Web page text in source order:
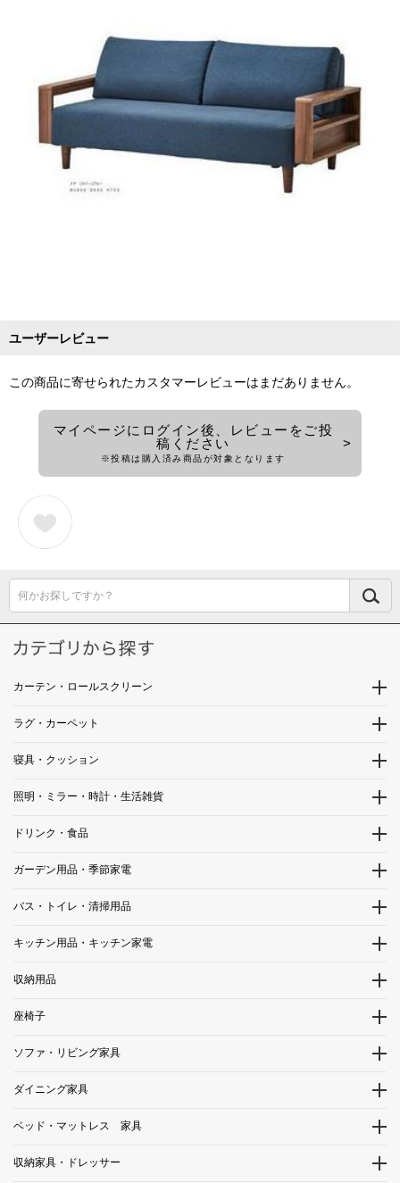
ユーザーレビュー
この商品に寄せられたカスタマーレビューはまだありません。
マイページにログイン後、レビューをご投
稿ください
※投稿は購入済み商品が対象となります
何かお探しですか？
カーテン・ロールスクリーン
ラグ・カーペット
寝具・クッション
照明・ミラー・時計・生活雑貨
ドリンク・食品
ガーデン用品・季節家電
バス・トイレ・清掃用品
キッチン用品・キッチン家電
収納用品
座椅子
ソファ・リビング家具
ダイニング家具
ベッド・マットレス 家具
収納家具・ドレッサー